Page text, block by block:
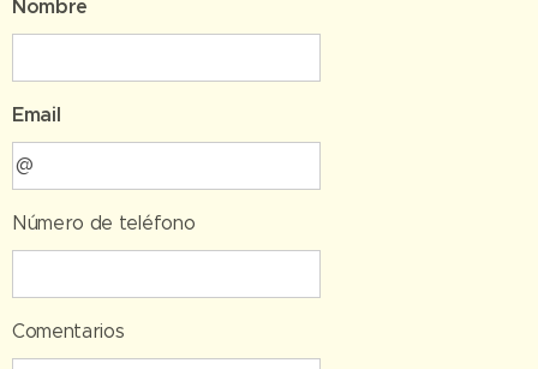
Nombre
Email
Número de teléfono
Comentarios